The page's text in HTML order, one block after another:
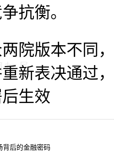
抗衡。
院版本不同
新表决通过
生效
背后的金融密码